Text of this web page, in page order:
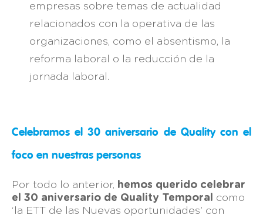
empresas sobre temas de actualidad
relacionados con la operativa de las
organizaciones, como el absentismo, la
reforma laboral o la reducción de la
jornada laboral.
Celebramos el 30 aniversario de Quality con el
foco en nuestras personas
Por todo lo anterior, hemos querido celebrar
el 30 aniversario de Quality Temporal como
‘la ETT de las Nuevas oportunidades’ con